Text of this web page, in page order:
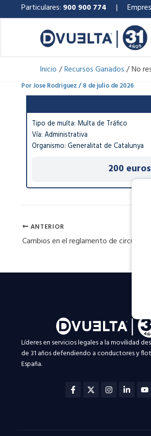
al
Particulares: 900 900 774 |
Inicio Recursos Ganados No
PorJose Rodriguez/8 de julio de 2026
Tipo de multa: Multa de Tráfico
Vía: Administrativa
Organismo: Generalitat de Catalunya
200 euros
ANTERIOR
Líderes en servicios legales a la movilidad
de 31 años defendiendo a conductores y
España.
Facebook-
f
X-
twitter
Instagram
Linkedin-
in